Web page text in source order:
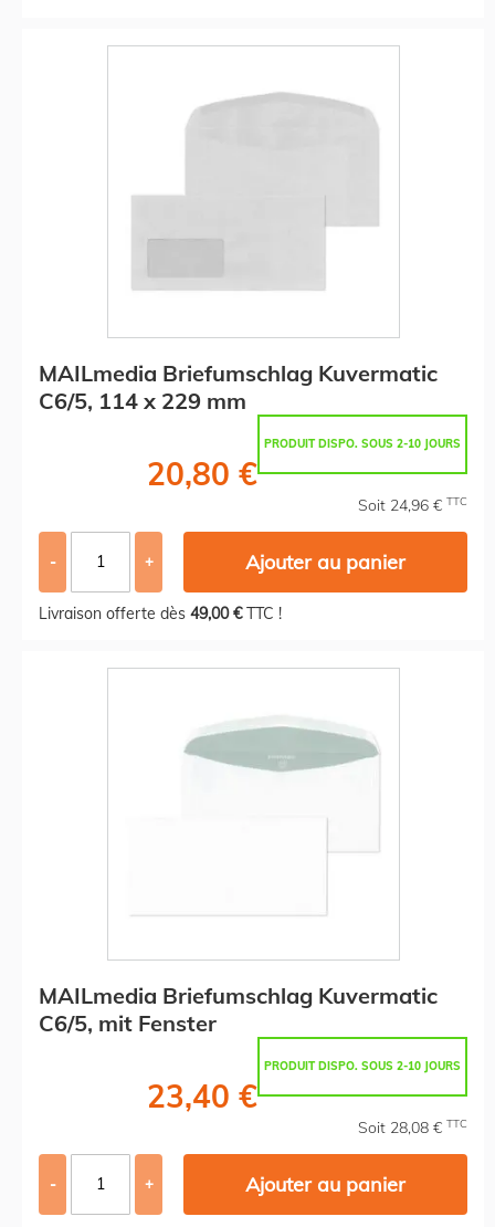
MAILmedia Briefumschlag Kuvermatic
C6/5, 114 x 229 mm
PRODUIT DISPO. SOUS 2-10 JOURS
20,80 €
Soit 24,96 € TTC
- + Ajouter au panier
Livraison offerte dès 49,00 €TTC !
MAILmedia Briefumschlag Kuvermatic
C6/5, mit Fenster
PRODUIT DISPO. SOUS 2-10 JOURS
23,40 €
Soit 28,08 € TTC
- + Ajouter au panier